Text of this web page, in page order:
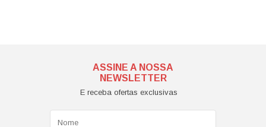
ASSINE A NOSSA
NEWSLETTER
E receba ofertas exclusivas